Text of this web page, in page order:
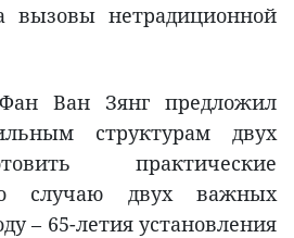
вызовы нетрадиционной
Ван Зянг предложил
структурам двух
практические
случаю двух важных
– 65-летия установления